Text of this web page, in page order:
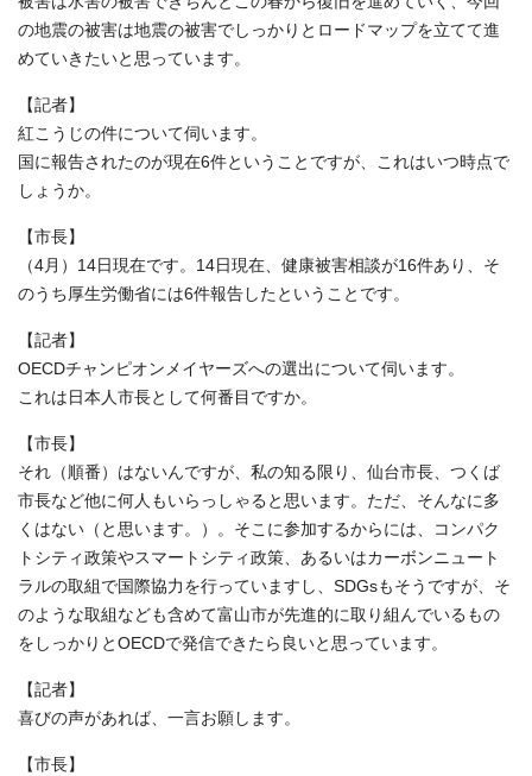
の地震の被害は地震の被害でしっかりとロードマップを立てて進
めていきたいと思っています。
【記者】
紅こうじの件について伺います。
国に報告されたのが現在6件ということですが、これはいつ時点で
しょうか。
【市長】
（4月）14日現在です。14日現在、健康被害相談が16件あり、そ
のうち厚生労働省には6件報告したということです。
【記者】
OECDチャンピオンメイヤーズへの選出について伺います。
これは日本人市長として何番目ですか。
【市長】
それ（順番）はないんですが、私の知る限り、仙台市長、つくば
市長など他に何人もいらっしゃると思います。ただ、そんなに多
くはない（と思います。）。そこに参加するからには、コンパク
トシティ政策やスマートシティ政策、あるいはカーボンニュート
ラルの取組で国際協力を行っていますし、SDGsもそうですが、そ
のような取組なども含めて富山市が先進的に取り組んでいるもの
をしっかりとOECDで発信できたら良いと思っています。
【記者】
喜びの声があれば、一言お願します。
【市長】